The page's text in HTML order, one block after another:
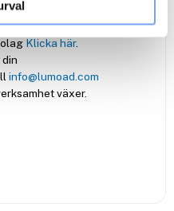
ordnas genom
Klicka här.
info@lumoad.com
växer.